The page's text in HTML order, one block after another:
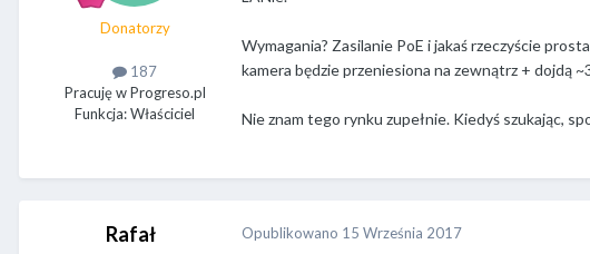
Donatorzy
187
Pracuję w Progreso.pl
Funkcja: Właściciel
Wymagania? Zasilanie PoE i jakaś rzeczyście
kamera będzie przeniesiona na zewnątrz + dojdą
Nie znam tego rynku zupełnie. Kiedyś szukając,
Rafał Opublikowano 15 Września 2017